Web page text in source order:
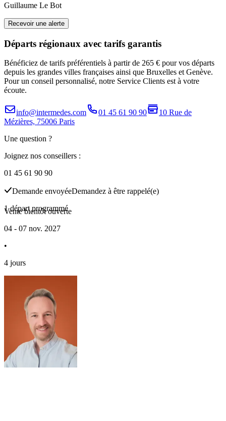
Guillaume Le Bot
Recevoir une alerte
Départs régionaux avec tarifs garantis
Bénéficiez de tarifs préférentiels à partir de 265 € pour vos départs
depuis les grandes villes françaises ainsi que Bruxelles et Genève.
Pour un conseil personnalisé, notre Service Clients est à votre
écoute.
info@intermedes.com 01 45 61 90 90
10 Rue de
Mézières, 75006 Paris
Une question ?
Joignez nos conseillers :
01 45 61 90 90
Demande envoyéeDemandez à être rappelé(e)
1 départ programmé
Vente bientôt ouverte
04 - 07 nov. 2027
•
4 jours